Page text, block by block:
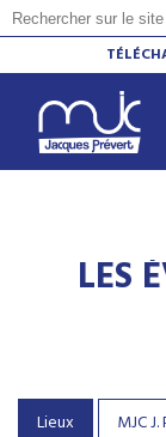
LES
LES
Lieux MJC